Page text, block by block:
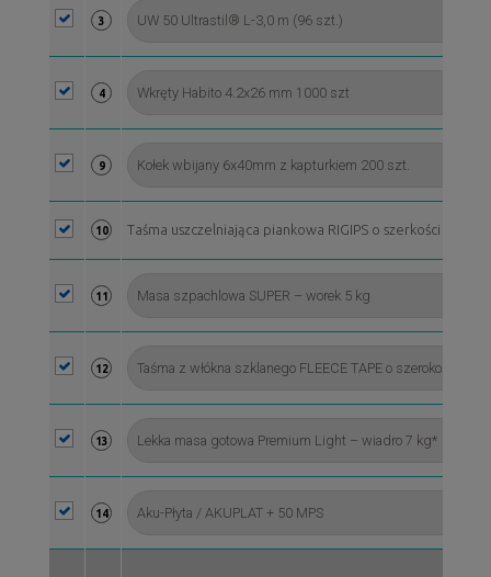
3
4
9
10 Taśma uszczelniająca piankowa RIGIPS o szerkości 50
11
12
13
14